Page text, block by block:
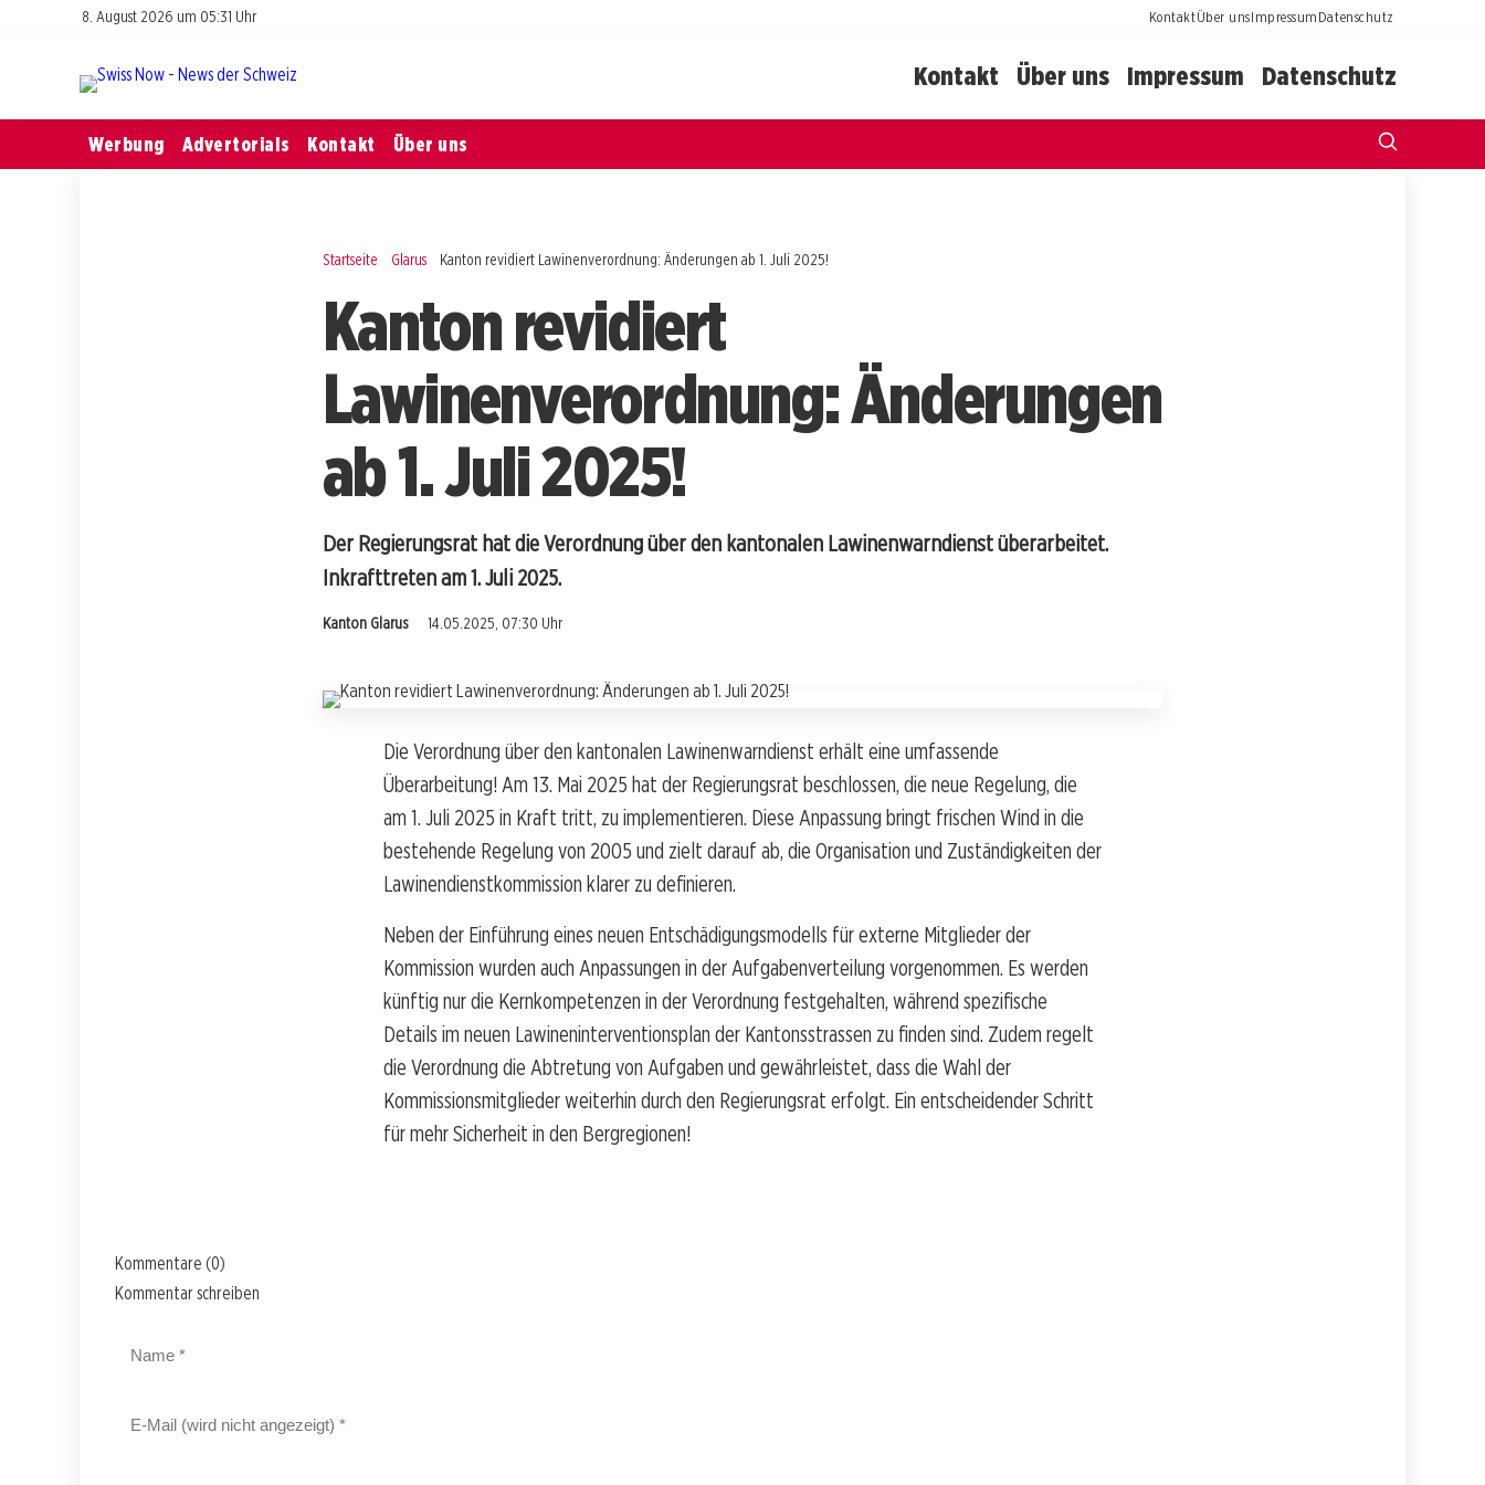
8. August 2026 um 05:31 Uhr KontaktÜber unsImpressumDatenschutz
Kontakt Über uns Impressum Datenschutz
Werbung Advertorials Kontakt Über uns
Startseite Glarus Kanton revidiert Lawinenverordnung: Änderungen ab 1. Juli 2025!
Kanton revidiert
Lawinenverordnung: Änderungen
ab 1. Juli 2025!
Der Regierungsrat hat die Verordnung über den kantonalen Lawinenwarndienst überarbeitet.
Inkrafttreten am 1. Juli 2025.
Kanton Glarus 14.05.2025, 07:30 Uhr
Die Verordnung über den kantonalen Lawinenwarndienst erhält eine umfassende
Überarbeitung! Am 13. Mai 2025 hat der Regierungsrat beschlossen, die neue Regelung, die
am 1. Juli 2025 in Kraft tritt, zu implementieren. Diese Anpassung bringt frischen Wind in die
bestehende Regelung von 2005 und zielt darauf ab, die Organisation und Zuständigkeiten der
Lawinendienstkommission klarer zu definieren.
Neben der Einführung eines neuen Entschädigungsmodells für externe Mitglieder der
Kommission wurden auch Anpassungen in der Aufgabenverteilung vorgenommen. Es werden
künftig nur die Kernkompetenzen in der Verordnung festgehalten, während spezifische
Details im neuen Lawineninterventionsplan der Kantonsstrassen zu finden sind. Zudem regelt
die Verordnung die Abtretung von Aufgaben und gewährleistet, dass die Wahl der
Kommissionsmitglieder weiterhin durch den Regierungsrat erfolgt. Ein entscheidender Schritt
für mehr Sicherheit in den Bergregionen!
Kommentare (0)
Kommentar schreiben